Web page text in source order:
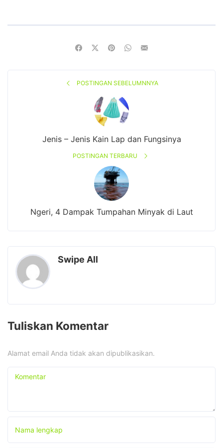
POSTINGAN SEBELUMNNYA
Jenis – Jenis Kain Lap dan Fungsinya
POSTINGAN TERBARU
Ngeri, 4 Dampak Tumpahan Minyak di Laut
Swipe All
Tuliskan Komentar
Alamat email Anda tidak akan dipublikasikan.
Komentar
Nama lengkap